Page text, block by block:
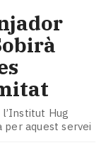
Hug
aquest servei